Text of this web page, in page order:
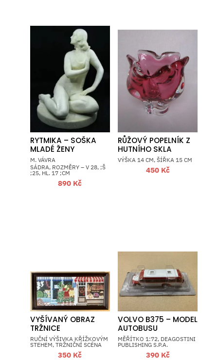
RYTMIKA – SOŠKA
MLADÉ ŽENY
M. VÁVRA
SÁDRA, ROZMĚRY – V 28, ;Š
;25, HL. 17 ;CM
890 Kč
RŮŽOVÝ POPELNÍK Z
HUTNÍHO SKLA
VÝŠKA 14 CM, ŠÍŘKA 15 CM
450 Kč
VYŠÍVANÝ OBRAZ
TRŽNICE
RUČNÍ VÝŠIVKA KŘÍŽKOVÝM
STEHEM, TRŽNIČNÍ SCÉNA
350 Kč
VOLVO B375 – MODEL
AUTOBUSU
MĚŘÍTKO 1:72, DEAGOSTINI
PUBLISHING S.P.A.
390 Kč